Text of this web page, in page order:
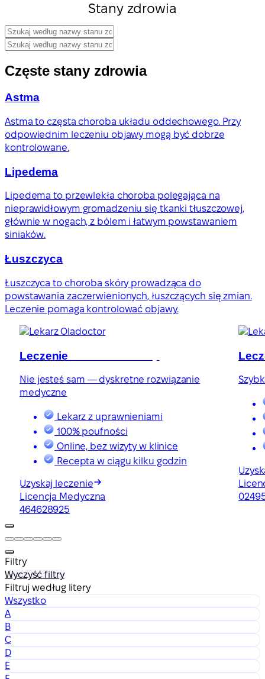
Stany zdrowia
Częste stany zdrowia
Astma
Astma to częsta choroba układu oddechowego. Przy
odpowiednim leczeniu objawy mogą być dobrze
kontrolowane.
Lipedema
Lipedema to przewlekła choroba polegająca na
nieprawidłowym gromadzeniu się tkanki tłuszczowej,
głównie w nogach, z bólem i łatwym powstawaniem
siniaków.
Łuszczyca
Łuszczyca to choroba skóry prowadząca do
powstawania zaczerwienionych, łuszczących się zmian.
Leczenie pomaga kontrolować objawy.
Leczenie
Nie jesteś sam — dyskretne rozwiązanie
medyczne
Lekarz z uprawnieniami
100% poufności
Online, bez wizyty w klinice
Recepta w ciągu kilku godzin
Uzyskaj leczenie
Licencja Medyczna
464628925
Filtry
Wyczyść filtry
Filtruj według litery
Wszystko
A
B
C
D
E